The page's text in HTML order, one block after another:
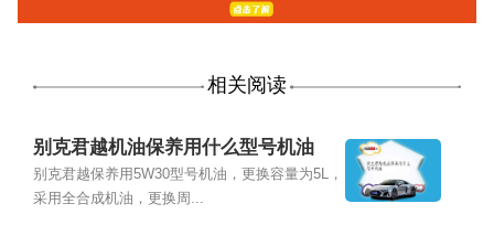
相关阅读
别克君越机油保养用什么型号机油
别克君越保养用5W30型号机油，更换容量为5L，
采用全合成机油，更换周...